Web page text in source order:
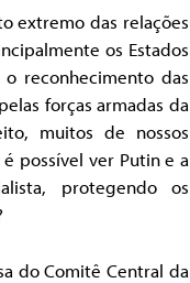
extremo das relações
os Estados
reconhecimento das
forças armadas da
muitos de nossos
possível ver Putin e a
protegendo os
do Comitê Central da